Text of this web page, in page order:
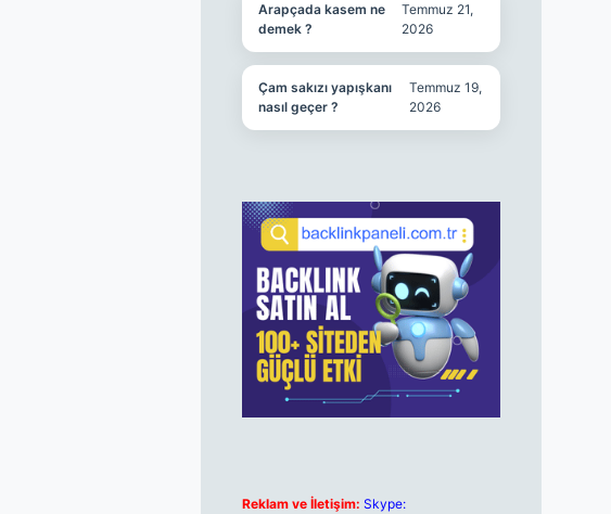
Arapçada kasem ne
demek ?
Temmuz 21,
2026
Çam sakızı yapışkanı
nasıl geçer ?
Temmuz 19,
2026
Reklam ve İletişim: Skype: